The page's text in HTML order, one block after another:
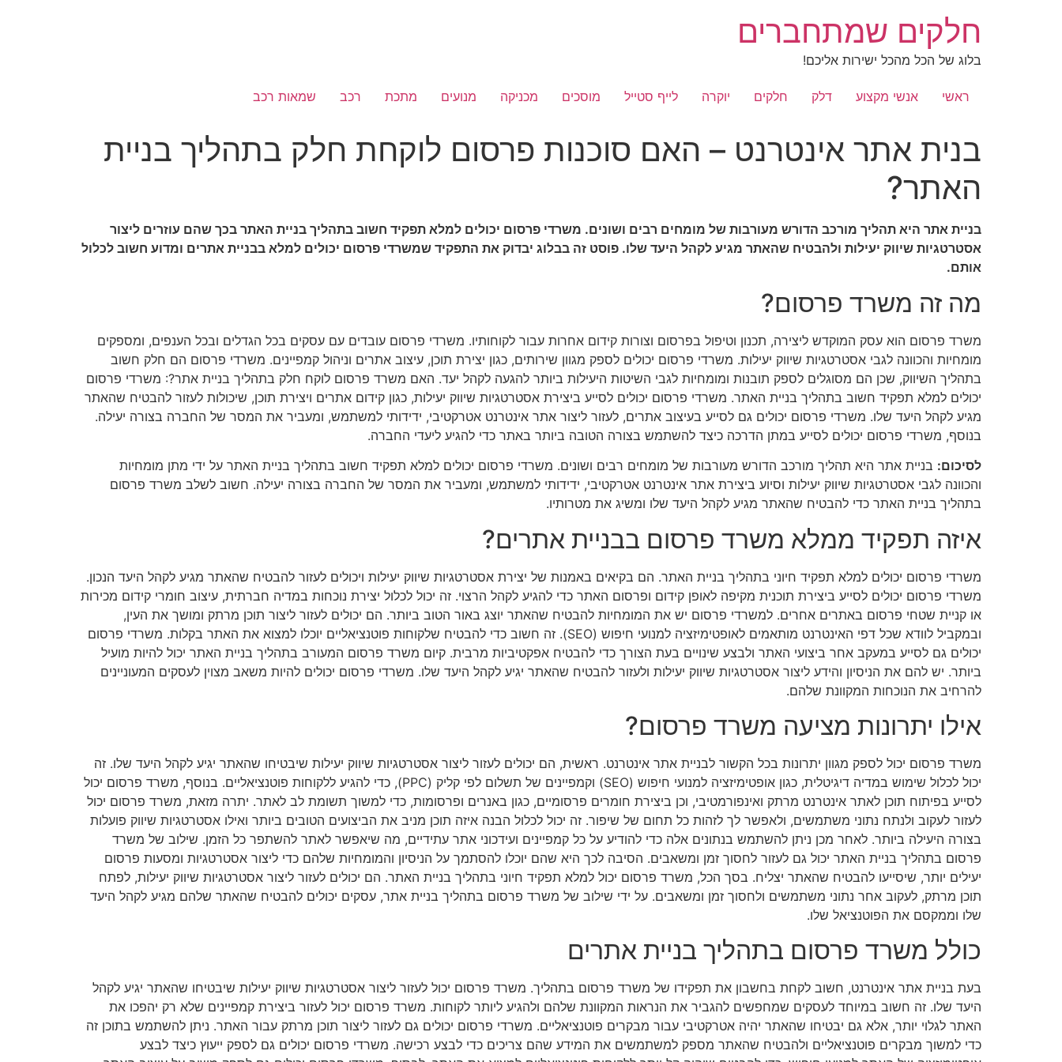
חלקים שמתחברים
בלוג של הכל מהכל ישירות אליכם!
ראשי אנשי מקצוע דלק חלקים יוקרה לייף סטייל מוסכים מכניקה מנועים מתכת רכב שמאות רכב
בנית אתר אינטרנט – האם סוכנות פרסום לוקחת חלק בתהליך בניית
האתר?
בניית אתר היא תהליך מורכב הדורש מעורבות של מומחים רבים ושונים. משרדי פרסום יכולים למלא תפקיד חשוב בתהליך בניית האתר בכך שהם עוזרים ליצור
אסטרטגיות שיווק יעילות ולהבטיח שהאתר מגיע לקהל היעד שלו. פוסט זה בבלוג יבדוק את התפקיד שמשרדי פרסום יכולים למלא בבניית אתרים ומדוע חשוב לכלול
אותם.
מה זה משרד פרסום?
משרד פרסום הוא עסק המוקדש ליצירה, תכנון וטיפול בפרסום וצורות קידום אחרות עבור לקוחותיו. משרדי פרסום עובדים עם עסקים בכל הגדלים ובכל הענפים, ומספקים
מומחיות והכוונה לגבי אסטרטגיות שיווק יעילות. משרדי פרסום יכולים לספק מגוון שירותים, כגון יצירת תוכן, עיצוב אתרים וניהול קמפיינים. משרדי פרסום הם חלק חשוב
בתהליך השיווק, שכן הם מסוגלים לספק תובנות ומומחיות לגבי השיטות היעילות ביותר להגעה לקהל יעד. האם משרד פרסום לוקח חלק בתהליך בניית אתר?: משרדי פרסום
יכולים למלא תפקיד חשוב בתהליך בניית האתר. משרדי פרסום יכולים לסייע ביצירת אסטרטגיות שיווק יעילות, כגון קידום אתרים ויצירת תוכן, שיכולות לעזור להבטיח שהאתר
מגיע לקהל היעד שלו. משרדי פרסום יכולים גם לסייע בעיצוב אתרים, לעזור ליצור אתר אינטרנט אטרקטיבי, ידידותי למשתמש, ומעביר את המסר של החברה בצורה יעילה.
בנוסף, משרדי פרסום יכולים לסייע במתן הדרכה כיצד להשתמש בצורה הטובה ביותר באתר כדי להגיע ליעדי החברה.
לסיכום: בניית אתר היא תהליך מורכב הדורש מעורבות של מומחים רבים ושונים. משרדי פרסום יכולים למלא תפקיד חשוב בתהליך בניית האתר על ידי מתן מומחיות
והכוונה לגבי אסטרטגיות שיווק יעילות וסיוע ביצירת אתר אינטרנט אטרקטיבי, ידידותי למשתמש, ומעביר את המסר של החברה בצורה יעילה. חשוב לשלב משרד פרסום
בתהליך בניית האתר כדי להבטיח שהאתר מגיע לקהל היעד שלו ומשיג את מטרותיו.
איזה תפקיד ממלא משרד פרסום בבניית אתרים?
משרדי פרסום יכולים למלא תפקיד חיוני בתהליך בניית האתר. הם בקיאים באמנות של יצירת אסטרטגיות שיווק יעילות ויכולים לעזור להבטיח שהאתר מגיע לקהל היעד הנכון.
משרדי פרסום יכולים לסייע ביצירת תוכנית מקיפה לאופן קידום ופרסום האתר כדי להגיע לקהל הרצוי. זה יכול לכלול יצירת נוכחות במדיה חברתית, עיצוב חומרי קידום מכירות
או קניית שטחי פרסום באתרים אחרים. למשרדי פרסום יש את המומחיות להבטיח שהאתר יוצג באור הטוב ביותר. הם יכולים לעזור ליצור תוכן מרתק ומושך את העין,
ובמקביל לוודא שכל דפי האינטרנט מותאמים לאופטימיזציה למנועי חיפוש (SEO). זה חשוב כדי להבטיח שלקוחות פוטנציאליים יוכלו למצוא את האתר בקלות. משרדי פרסום
יכולים גם לסייע במעקב אחר ביצועי האתר ולבצע שינויים בעת הצורך כדי להבטיח אפקטיביות מרבית. קיום משרד פרסום המעורב בתהליך בניית האתר יכול להיות מועיל
ביותר. יש להם את הניסיון והידע ליצור אסטרטגיות שיווק יעילות ולעזור להבטיח שהאתר יגיע לקהל היעד שלו. משרדי פרסום יכולים להיות משאב מצוין לעסקים המעוניינים
להרחיב את הנוכחות המקוונת שלהם.
אילו יתרונות מציעה משרד פרסום?
משרד פרסום יכול לספק מגוון יתרונות בכל הקשור לבניית אתר אינטרנט. ראשית, הם יכולים לעזור ליצור אסטרטגיות שיווק יעילות שיבטיחו שהאתר יגיע לקהל היעד שלו. זה
יכול לכלול שימוש במדיה דיגיטלית, כגון אופטימיזציה למנועי חיפוש (SEO) וקמפיינים של תשלום לפי קליק (PPC), כדי להגיע ללקוחות פוטנציאליים. בנוסף, משרד פרסום יכול
לסייע בפיתוח תוכן לאתר אינטרנט מרתק ואינפורמטיבי, וכן ביצירת חומרים פרסומיים, כגון באנרים ופרסומות, כדי למשוך תשומת לב לאתר. יתרה מזאת, משרד פרסום יכול
לעזור לעקוב ולנתח נתוני משתמשים, ולאפשר לך לזהות כל תחום של שיפור. זה יכול לכלול הבנה איזה תוכן מניב את הביצועים הטובים ביותר ואילו אסטרטגיות שיווק פועלות
בצורה היעילה ביותר. לאחר מכן ניתן להשתמש בנתונים אלה כדי להודיע על כל קמפיינים ועידכוני אתר עתידיים, מה שיאפשר לאתר להשתפר כל הזמן. שילוב של משרד
פרסום בתהליך בניית האתר יכול גם לעזור לחסוך זמן ומשאבים. הסיבה לכך היא שהם יוכלו להסתמך על הניסיון והמומחיות שלהם כדי ליצור אסטרטגיות ומסעות פרסום
יעילים יותר, שיסייעו להבטיח שהאתר יצליח. בסך הכל, משרד פרסום יכול למלא תפקיד חיוני בתהליך בניית האתר. הם יכולים לעזור ליצור אסטרטגיות שיווק יעילות, לפתח
תוכן מרתק, לעקוב אחר נתוני משתמשים ולחסוך זמן ומשאבים. על ידי שילוב של משרד פרסום בתהליך בניית אתר, עסקים יכולים להבטיח שהאתר שלהם מגיע לקהל היעד
שלו וממקסם את הפוטנציאל שלו.
כולל משרד פרסום בתהליך בניית אתרים
בעת בניית אתר אינטרנט, חשוב לקחת בחשבון את תפקידו של משרד פרסום בתהליך. משרד פרסום יכול לעזור ליצור אסטרטגיות שיווק יעילות שיבטיחו שהאתר יגיע לקהל
היעד שלו. זה חשוב במיוחד לעסקים שמחפשים להגביר את הנראות המקוונת שלהם ולהגיע ליותר לקוחות. משרד פרסום יכול לעזור ביצירת קמפיינים שלא רק יהפכו את
האתר לגלוי יותר, אלא גם יבטיחו שהאתר יהיה אטרקטיבי עבור מבקרים פוטנציאליים. משרדי פרסום יכולים גם לעזור ליצור תוכן מרתק עבור האתר. ניתן להשתמש בתוכן זה
כדי למשוך מבקרים פוטנציאליים ולהבטיח שהאתר מספק למשתמשים את המידע שהם צריכים כדי לבצע רכישה. משרדי פרסום יכולים גם לספק ייעוץ כיצד לבצע